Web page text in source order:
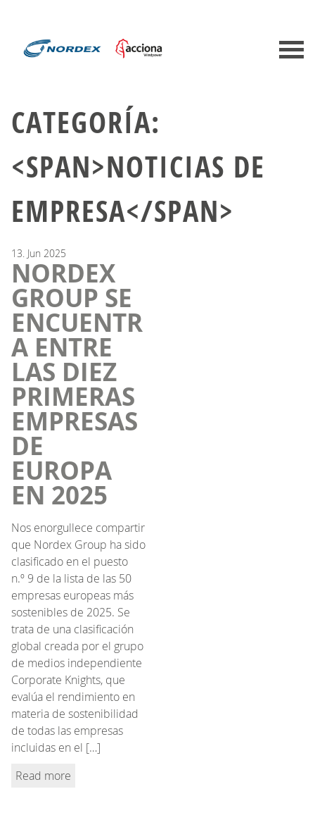
CATEGORÍA:
<SPAN>NOTICIAS DE
EMPRESA</SPAN>
13. Jun 2025
NORDEX
GROUP SE
ENCUENTR
A ENTRE
LAS DIEZ
PRIMERAS
EMPRESAS
DE
EUROPA
EN 2025
Nos enorgullece compartir
que Nordex Group ha sido
clasificado en el puesto
n.º 9 de la lista de las 50
empresas europeas más
sostenibles de 2025. Se
trata de una clasificación
global creada por el grupo
de medios independiente
Corporate Knights, que
evalúa el rendimiento en
materia de sostenibilidad
de todas las empresas
incluidas en el […]
Read more